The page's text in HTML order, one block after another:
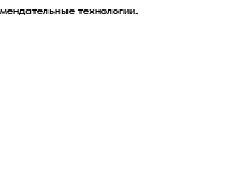
технологии.